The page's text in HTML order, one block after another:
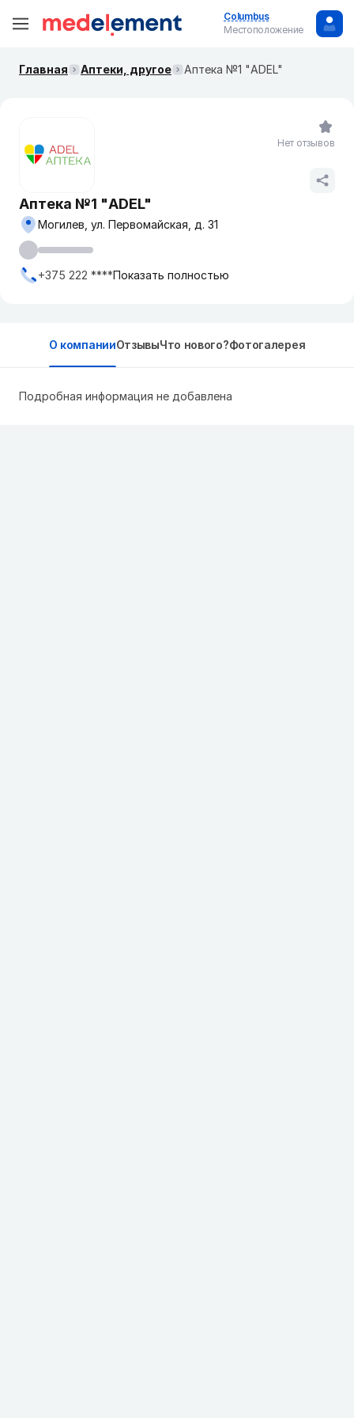
Columbus
Местоположение
Главная Аптеки, другое Аптека №1 "ADEL"
Аптека №1 "ADEL"
Могилев, ул. Первомайская, д. 31
+375 222 ****Показать полностью
Нет отзывов
О компанииОтзывыЧто нового?Фотогалерея
Подробная информация не добавлена